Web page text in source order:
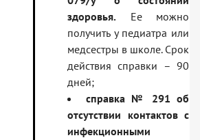
здоровья. Ее можно
получить у педиатра или
медсестры в школе. Срок
действия справки – 90
дней;
справка № 291 об
отсутствии контактов с
инфекционными